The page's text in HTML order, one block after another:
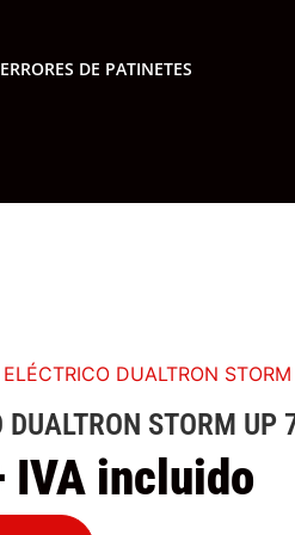
ERRORES DE PATINETES
DUALTRON
DUALTRON STORM
IVA incluido